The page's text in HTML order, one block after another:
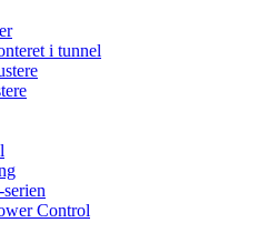
i tunnel
Control